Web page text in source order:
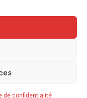
de confidentialité